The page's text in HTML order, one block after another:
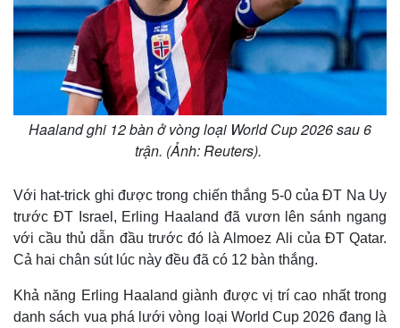
Haaland ghi 12 bàn ở vòng loại World Cup 2026 sau 6
trận. (Ảnh: Reuters).
Với hat-trick ghi được trong chiến thắng 5-0 của ĐT Na Uy
trước ĐT Israel, Erling Haaland đã vươn lên sánh ngang
với cầu thủ dẫn đầu trước đó là Almoez Ali của ĐT Qatar.
Cả hai chân sút lúc này đều đã có 12 bàn thắng.
Khả năng Erling Haaland giành được vị trí cao nhất trong
danh sách vua phá lưới vòng loại World Cup 2026 đang là